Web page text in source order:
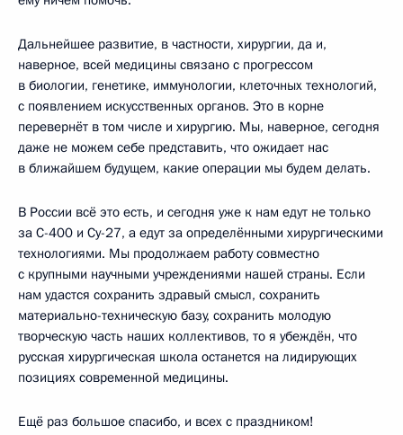
Дальнейшее развитие, в частности, хирургии, да и,
наверное, всей медицины связано с прогрессом
в биологии, генетике, иммунологии, клеточных технологий,
с появлением искусственных органов. Это в корне
перевернёт в том числе и хирургию. Мы, наверное, сегодня
даже не можем себе представить, что ожидает нас
в ближайшем будущем, какие операции мы будем делать.
В России всё это есть, и сегодня уже к нам едут не только
за С-400 и Су-27, а едут за определёнными хирургическими
технологиями. Мы продолжаем работу совместно
с крупными научными учреждениями нашей страны. Если
нам удастся сохранить здравый смысл, сохранить
материально-техническую базу, сохранить молодую
творческую часть наших коллективов, то я убеждён, что
русская хирургическая школа останется на лидирующих
позициях современной медицины.
Ещё раз большое спасибо, и всех с праздником!